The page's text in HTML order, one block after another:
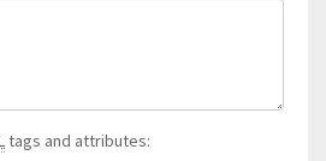
tags and attributes: